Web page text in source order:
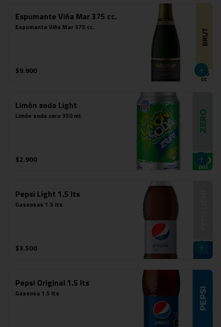
Espumante Viña Mar 375 cc.
Espumante Viña Mar 375 cc.
$9.900
Limón soda Light
Limón soda zero 350 ml.
$2.900
Pepsi Light 1.5 lts
Gaseosas 1.5 lts
$3.500
Pepsi Original 1.5 lts
Gaseosa 1.5 lts